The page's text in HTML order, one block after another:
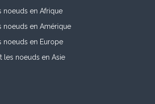
noeuds en Afrique
noeuds en Amérique
noeuds en Europe
les noeuds en Asie